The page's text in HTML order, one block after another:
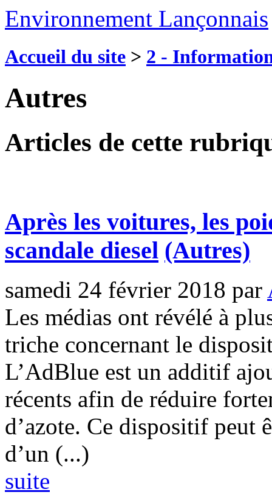
Environnement Lançonnais
Accueil du site > 2 -
Autres
Articles de cette
Après les voitures, les
scandale diesel (Autres)
samedi 24 février 2018 par
Les médias ont révélé à
triche concernant le
L’AdBlue est un additif
récents afin de réduire
d’azote. Ce dispositif peut
d’un (...)
suite